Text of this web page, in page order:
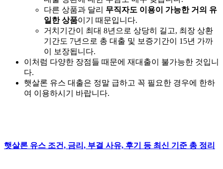
다른 상품과 달리 무직자도 이용이 가능한 거의 유
일한 상품이기 때문입니다.
거치기간이 최대 8년으로 상당히 길고, 최장 상환
기간도 7년으로 총 대출 및 보증기간이 15년 가까
이 보장됩니다.
이처럼 다양한 장점들 때문에 재대출이 불가능한 것입니
다.
햇살론 유스 대출은 정말 급하고 꼭 필요한 경우에 한하
여 이용하시기 바랍니다.
햇살론 유스 조건, 금리, 부결 사유, 후기 등 최신 기준 총 정리